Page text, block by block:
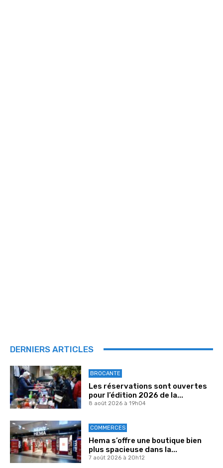
DERNIERS ARTICLES
BROCANTE
Les réservations sont ouvertes
pour l’édition 2026 de la...
8 août 2026 à 19h04
COMMERCES
Hema s’offre une boutique bien
plus spacieuse dans la...
7 août 2026 à 20h12